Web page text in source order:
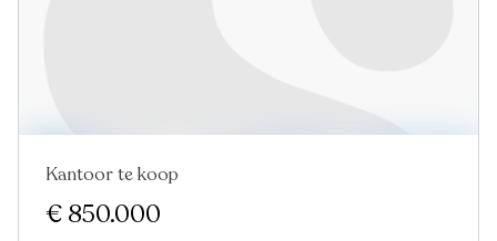
Nieuw
Kantoor te koop
€ 850.000